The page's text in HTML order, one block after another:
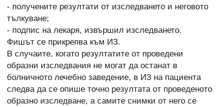
- получените резултати от изследването и неговото
тълкуване;
- подпис на лекаря, извършил изследването.
Фишът се прикрепва към ИЗ.
В случаите, когато резултатите от проведени
образни изследвания не могат да останат в
болничното лечебно заведение, в ИЗ на пациента
следва да се опише точно резултата от проведеното
образно изследване, а самите снимки от него се